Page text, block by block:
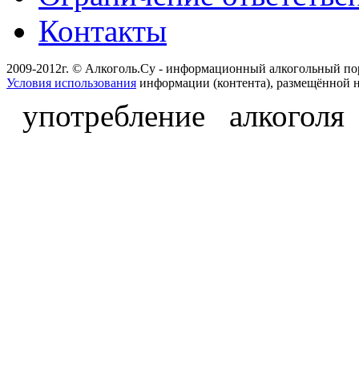
Контакты
2009-2012г. © Алкоголь.Су - информационный алкогольный
Условия использования информации (контента), размещённой
употребление